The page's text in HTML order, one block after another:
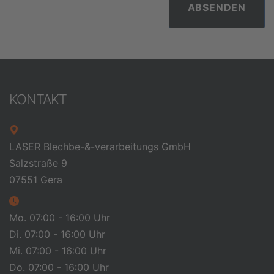
ABSENDEN
KONTAKT
LASER Blechbe-&-verarbeitungs GmbH
Salzstraße 9
07551 Gera
Mo. 07:00 - 16:00 Uhr
Di. 07:00 - 16:00 Uhr
Mi. 07:00 - 16:00 Uhr
Do. 07:00 - 16:00 Uhr